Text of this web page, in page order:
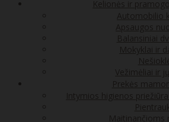
Kelionės ir
Automobilio
Apsaugos
Balansiniai
Mokyklai ir
Vežimėliai ir
Prekės
Intymios higienos
Maitinančioms